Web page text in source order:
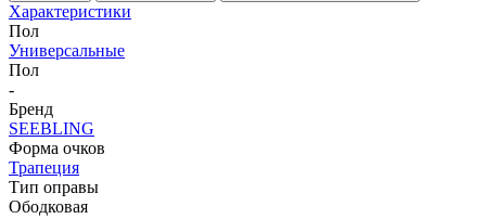
Характеристики
Пол
Универсальные
Пол
-
Бренд
SEEBLING
Форма очков
Трапеция
Тип оправы
Ободковая